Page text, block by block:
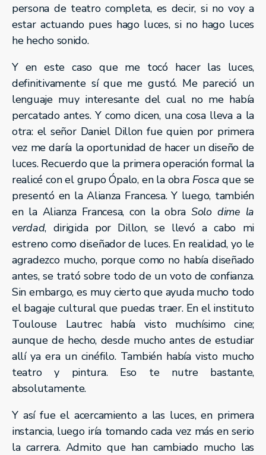
persona de teatro completa, es decir, si no voy a
estar actuando pues hago luces, si no hago luces
he hecho sonido.
Y en este caso que me tocó hacer las luces,
definitivamente sí que me gustó. Me pareció un
lenguaje muy interesante del cual no me había
percatado antes. Y como dicen, una cosa lleva a la
otra: el señor Daniel Dillon fue quien por primera
vez me daría la oportunidad de hacer un diseño de
luces. Recuerdo que la primera operación formal la
realicé con el grupo Ópalo, en la obra Fosca que se
presentó en la Alianza Francesa. Y luego, también
en la Alianza Francesa, con la obraSolo dime la
verdad, dirigida por Dillon, se llevó a cabo mi
estreno como diseñador de luces. En realidad, yo le
agradezco mucho, porque como no había diseñado
antes, se trató sobre todo de un voto de confianza.
Sin embargo, es muy cierto que ayuda mucho todo
el bagaje cultural que puedas traer. En el instituto
Toulouse Lautrec había visto muchísimo cine;
aunque de hecho, desde mucho antes de estudiar
allí ya era un cinéfilo. También había visto mucho
teatro y pintura. Eso te nutre bastante,
absolutamente.
Y así fue el acercamiento a las luces, en primera
instancia, luego iría tomando cada vez más en serio
la carrera. Admito que han cambiado mucho las